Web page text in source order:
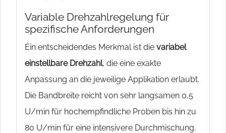
Variable Drehzahlregelung für
spezifische Anforderungen
Ein entscheidendes Merkmal ist die variabel
einstellbare Drehzahl, die eine exakte
Anpassung an die jeweilige Applikation erlaubt.
Die Bandbreite reicht von sehr langsamen 0,5
U/min für hochempfindliche Proben bis hin zu
80 U/min für eine intensivere Durchmischung.